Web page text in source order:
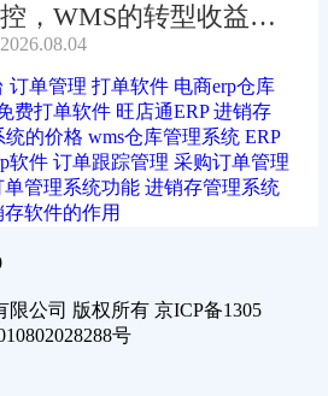
控，WMS的转型收益有
多大?
2026.08.04
订单管理 打单软件 电商erp仓库
费打单软件 旺店通ERP 进销存
统的价格 wms仓库管理系统 ERP
软件 订单跟踪管理 采购订单管理
单管理系统功能 进销存管理系统
存软件的作用
公司 版权所有 京ICP备1305
号